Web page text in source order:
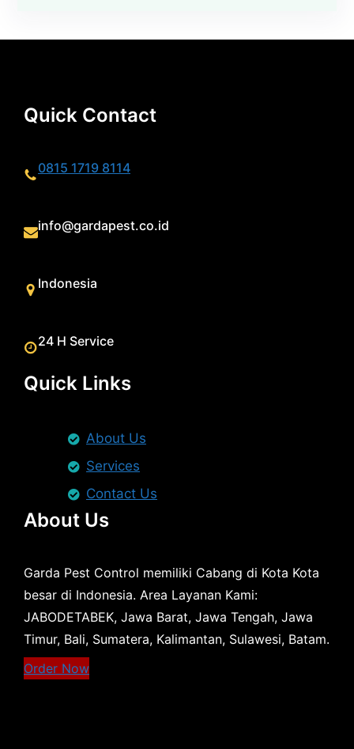
Quick Contact
0815 1719 8114
info@gardapest.co.id
Indonesia
24 H Service
Quick Links
About Us
Services
Contact Us
About Us
Garda Pest Control memiliki Cabang di Kota Kota
besar di Indonesia. Area Layanan Kami:
JABODETABEK, Jawa Barat, Jawa Tengah, Jawa
Timur, Bali, Sumatera, Kalimantan, Sulawesi, Batam.
Order Now